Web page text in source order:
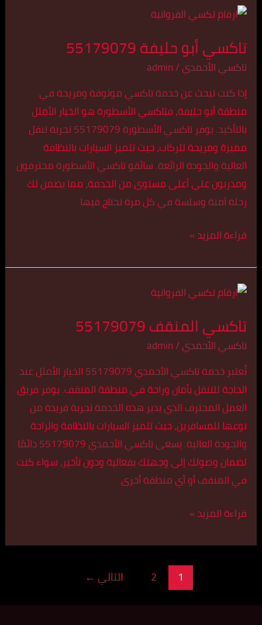
تاكسي أبو حليفة 55179079
تاكسي الأحمدي/
admin
إذا كنت تبحث عن خدمة تاكسي موثوقة ومريحة في
منطقة أبو حليفة، فتاكسي الأسطورة هو الخيار الأمثل
بالتأكيد. يوفر تاكسي الأسطورة 55179079 تجربة تنقل
مميزة ومريحة للركاب، حيث تتميز السيارات بالنظافة
العالية والجودة الرائعة. سائقو تاكسي الأسطورة محترفون
ومدربون على أعلى مستوى من الخدمة، مما يضمن لك
رحلة آمنة وسلسة في كل مرة تحتاج فيها
تاكسي
حليفة
55179079
قراءة المزيد »
تاكسي المنقف 55179079
تاكسي الأحمدي/
admin
تُعتبر خدمة تاكسي الأحمدي 55179079 الخيار الأمثل عند
الحاجة للتنقل بأمان وراحة في منطقة المنقف. يوفر فريق
العمل المحترف الذي يدير هذه الخدمة تجربة فريدة من
نوعها للمسافرين، حيث تتميز السيارات بالنظافة والراحة
والجودة العالية. يسعى تاكسي الأحمدي 55179079 دائمًا
لضمان وصولك إلى وجهتك بفعالية ودون تأخير، سواء كنت
في المنقف أو أي منطقة أخرى.
تاكسي
55179079
قراءة المزيد »
1
2 التالي ←